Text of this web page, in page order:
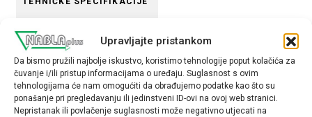
Upravljajte pristankom
Da bismo pružili najbolje iskustvo, koristimo tehnologije poput kolačića za
čuvanje i/ili pristup informacijama o uređaju. Suglasnost s ovim
tehnologijama će nam omogućiti da obrađujemo podatke kao što su
ponašanje pri pregledavanju ili jedinstveni ID-ovi na ovoj web stranici.
Nepristanak ili povlačenje suglasnosti može negativno utjecati na
materijal
plastika